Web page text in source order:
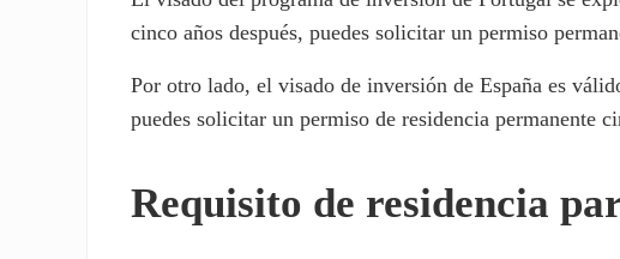
cinco años después, puedes solicitar un permiso
Por otro lado, el visado de inversión de España es
puedes solicitar un permiso de residencia permanente
Requisito de residencia